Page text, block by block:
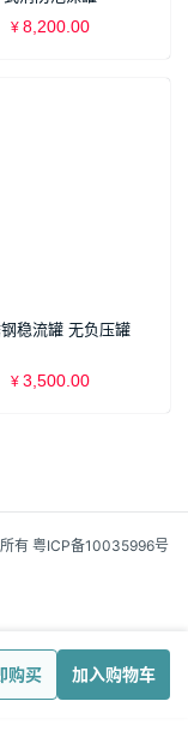
购买 加入购物车
¥ 8,200.00
稳流罐 无负压罐
¥ 3,500.00
有 粤ICP备10035996号